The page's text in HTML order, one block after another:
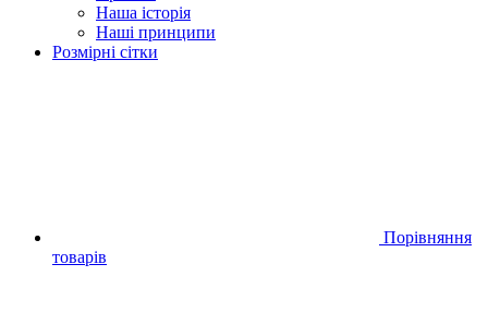
Наша історія
Наші принципи
Розмірні сітки
Порівняння
товарів